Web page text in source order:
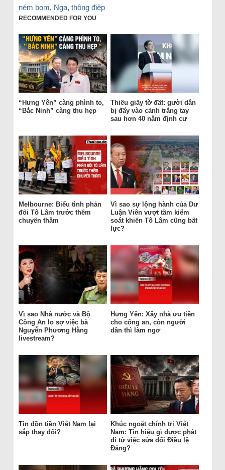
ném bom, Nga, thông điệp
RECOMMENDED FOR YOU
“Hưng Yên” càng phình to,
“Bắc Ninh” càng thu hẹp
Thiếu giấy tờ đất: gười dân
bị đẩy vào cảnh trắng tay
sau hơn 40 năm định cư
Melbourne: Biểu tình phản
đối Tô Lâm trước thềm
chuyến thăm
Vì sao sự lộng hành của Dư
Luận Viên vượt tầm kiểm
soát khiến Tô Lâm cũng bất
lực?
Vì sao Nhà nước và Bộ
Công An lo sợ việc bà
Nguyễn Phương Hằng
livestream?
Hưng Yên: Xây nhà ưu tiên
cho công an, còn người
dân thì làm ngơ
Tin đồn tiền Việt Nam lại
sắp thay đổi?
Khúc ngoặt chính trị Việt
Nam: Tín hiệu gì được phát
đi từ việc sửa đổi Điều lệ
Đảng?